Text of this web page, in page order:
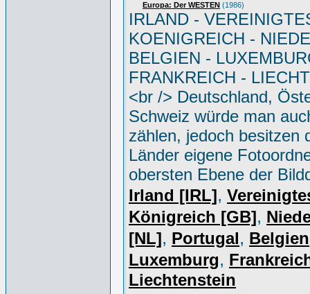
Europa: Der WESTEN (1986)
IRLAND -
KOENIGREICH -
BELGIEN -
FRANKREICH -
<br /> Deutschland,
Schweiz würde man
zählen, jedoch besitzen
Länder eigene
obersten Ebene der
Irland [IRL],
Königreich [GB],
[NL], Portugal, Belgien
Luxemburg,
Liechtenstein